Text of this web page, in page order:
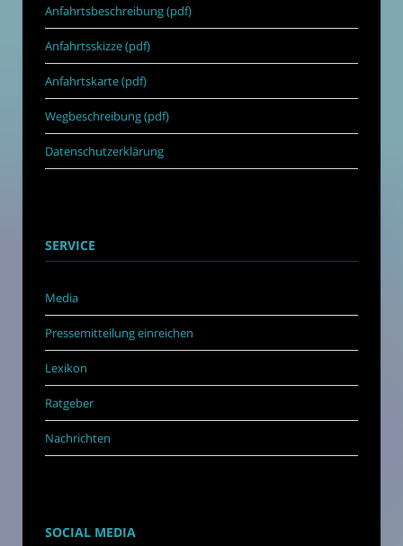
Anfahrtsbeschreibung (pdf)
Anfahrtsskizze (pdf)
Anfahrtskarte (pdf)
Wegbeschreibung (pdf)
Datenschutzerklärung
SERVICE
Media
Pressemitteilung einreichen
Lexikon
Ratgeber
Nachrichten
SOCIAL MEDIA